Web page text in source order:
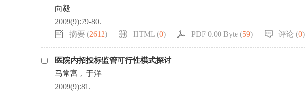
向毅
2009(9):79-80.
摘要 (2612) HTML (0) PDF 0.00 Byte (59) 评论 (0)
医院内招投标监管可行性模式探讨
马常富 , 于洋
2009(9):81.